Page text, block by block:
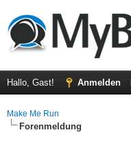
Hallo, Gast! Anmelden
Make Me Run
Forenmeldung